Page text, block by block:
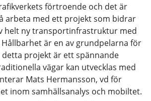
förtroende och det är
arbeta med ett projekt som bidrar
helt ny transportinfrastruktur med
är en av grundpelarna för
detta projekt är ett spännande
vägar kan utvecklas med
Mats Hermansson, vd för
inom samhällsanalys och mobiltet.